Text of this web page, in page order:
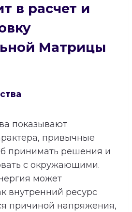
в расчет и
Матрицы
показывают
привычные
принимать решения и
с окружающими.
может
внутренний ресурс
причиной напряжения,